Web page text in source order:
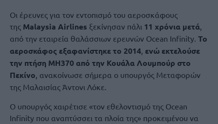
Οι έρευνες για τον εντοπισμό του αεροσκάφους
της Malaysia Airlines ξεκίνησαν πάλι 11 χρόνια μετά,
από την εταιρεία θαλάσσιων ερευνών Ocean Infinity. Το
αεροσκάφος εξαφανίστηκε το 2014, ενώ εκτελούσε
την πτήση MH370 από την Κουάλα Λουμπούρ στο
Πεκίνο, ανακοίνωσε σήμερα ο υπουργός Μεταφορών
της Μαλαισίας Άντονι Λόκε.
Ο υπουργός χαιρέτισε «τον εθελοντισμό της Ocean
Infinity που αναπτύσσει τα πλοία της» προκειμένου να